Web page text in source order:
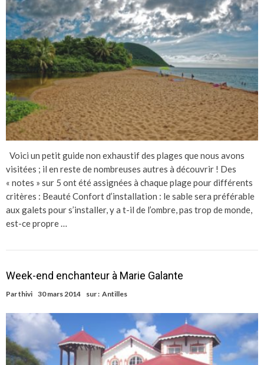
Voici un petit guide non exhaustif des plages que nous avons
visitées ; il en reste de nombreuses autres à découvrir ! Des
« notes » sur 5 ont été assignées à chaque plage pour différents
critères : Beauté Confort d’installation : le sable sera préférable
aux galets pour s’installer, y a t-il de l’ombre, pas trop de monde,
est-ce propre …
Week-end enchanteur à Marie Galante
Parthivi 30 mars 2014 sur : Antilles